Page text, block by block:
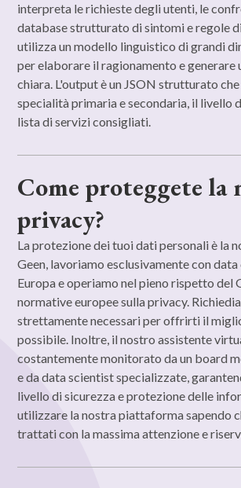
interpreta le richieste degli utenti, le
database strutturato di sintomi e regole
utilizza un modello linguistico di grandi
per elaborare il ragionamento e generare
chiara. L'output è un JSON strutturato
specialità primaria e secondaria, il livello
lista di servizi consigliati.
Come proteggete la
privacy?
La protezione dei tuoi dati personali è la
Geen, lavoriamo esclusivamente con
Europa e operiamo nel pieno rispetto del
normative europee sulla privacy.
strettamente necessari per offrirti il
possibile. Inoltre, il nostro assistente
costantemente monitorato da un board
e da data scientist specializzate,
livello di sicurezza e protezione delle
utilizzare la nostra piattaforma sapendo
trattati con la massima attenzione e